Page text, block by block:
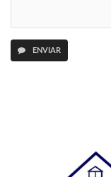
ENVIAR